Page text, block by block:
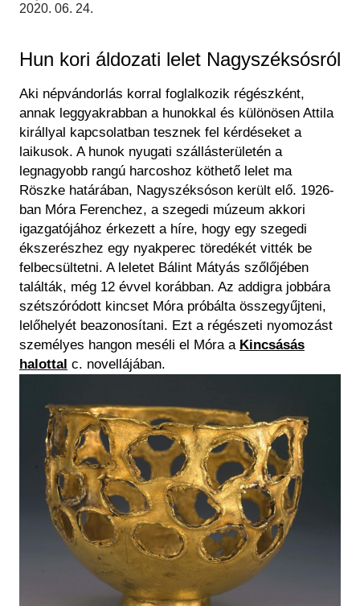
Régészet
Felnőttképzés
Éremtár
Adattár
Központi Könyvtár
2020. 06. 24.
Hun kori áldozati lelet Nagyszéksósról
Aki népvándorlás korral foglalkozik régészként,
annak leggyakrabban a hunokkal és különösen Attila
királlyal kapcsolatban tesznek fel kérdéseket a
laikusok. A hunok nyugati szállásterületén a
legnagyobb rangú harcoshoz köthető lelet ma
Röszke határában, Nagyszéksóson került elő. 1926-
ban Móra Ferenchez, a szegedi múzeum akkori
igazgatójához érkezett a híre, hogy egy szegedi
ékszerészhez egy nyakperec töredékét vitték be
felbecsültetni. A leletet Bálint Mátyás szőlőjében
találták, még 12 évvel korábban. Az addigra jobbára
szétszóródott kincset Móra próbálta összegyűjteni,
lelőhelyét beazonosítani. Ezt a régészeti nyomozást
személyes hangon meséli el Móra a Kincsásás
halottal c. novellájában.